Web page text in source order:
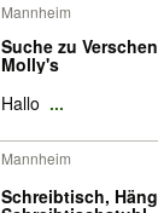
Mannheim
Suche zu
Molly's
Hallo ...
Mannheim
Schreibtisch,